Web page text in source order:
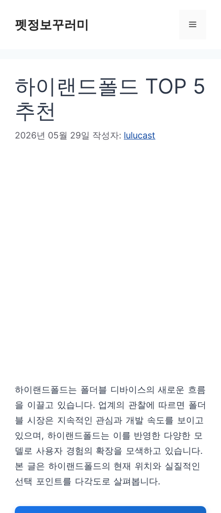
펫정보꾸러미 메
하이랜드폴드 TOP 5
추천
2026년 05월 29일 작성자: lulucast
하이랜드폴드는 폴더블 디바이스의 새로운 흐름
을 이끌고 있습니다. 업계의 관찰에 따르면 폴더
블 시장은 지속적인 관심과 개발 속도를 보이고
있으며, 하이랜드폴드는 이를 반영한 다양한 모
델로 사용자 경험의 확장을 모색하고 있습니다.
본 글은 하이랜드폴드의 현재 위치와 실질적인
선택 포인트를 다각도로 살펴봅니다.